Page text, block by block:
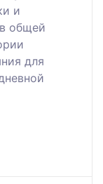
и
общей
для